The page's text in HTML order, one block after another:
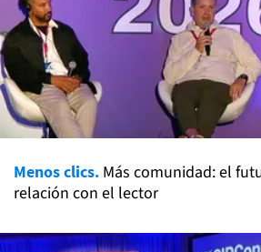
Menos clics. Más comunidad: el
relación con el lector